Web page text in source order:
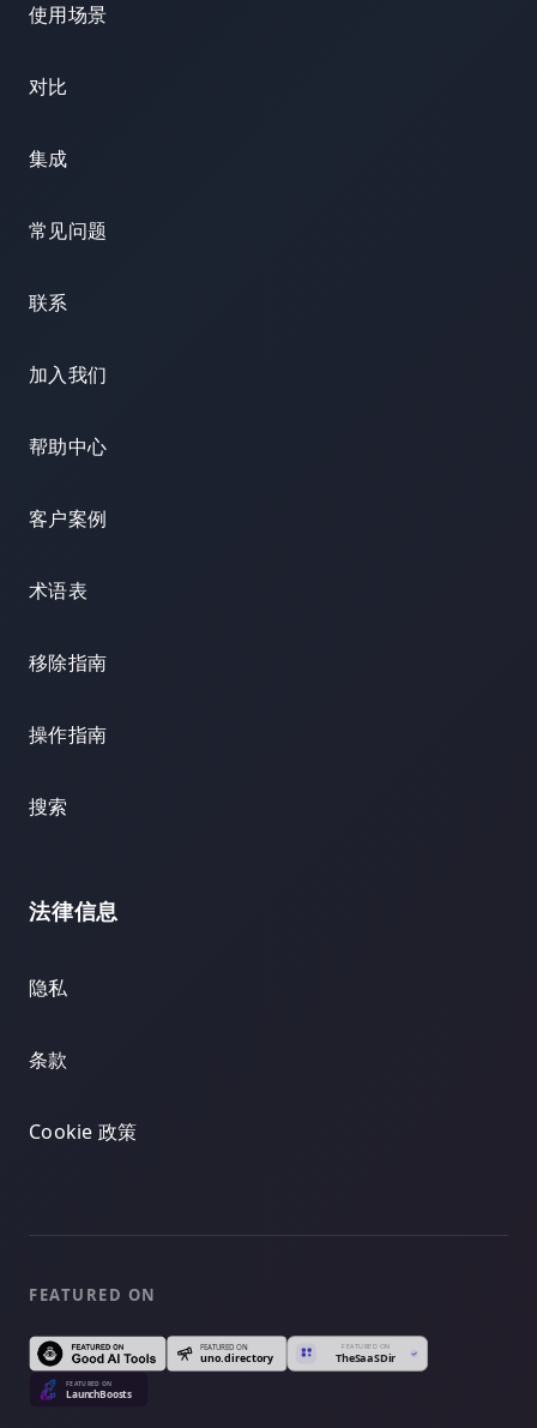
使用场景
对比
集成
常见问题
联系
加入我们
帮助中心
客户案例
术语表
移除指南
操作指南
搜索
法律信息
隐私
条款
Cookie 政策
FEATURED ON